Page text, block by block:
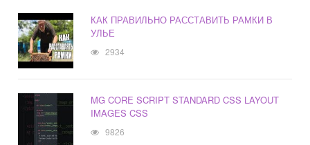
КАК ПРАВИЛЬНО РАССТАВИТЬ РАМКИ В
УЛЬЕ
2934
MG CORE SCRIPT STANDARD CSS LAYOUT
IMAGES CSS
9826